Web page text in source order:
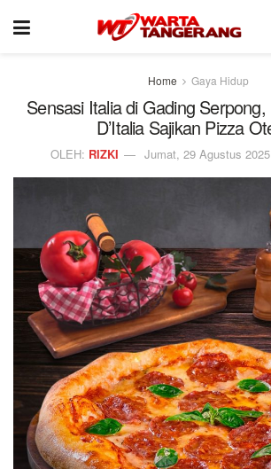
Home Gaya Hidup
Sensasi Italia di Gading
D’Italia Sajikan Pizza
OLEH: RIZKI Jumat, 29 Agustus